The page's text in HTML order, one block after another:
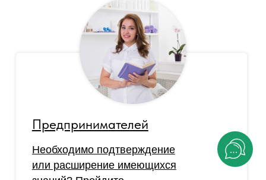
Предпринимателей
Необходимо подтверждение
или расширение имеющихся